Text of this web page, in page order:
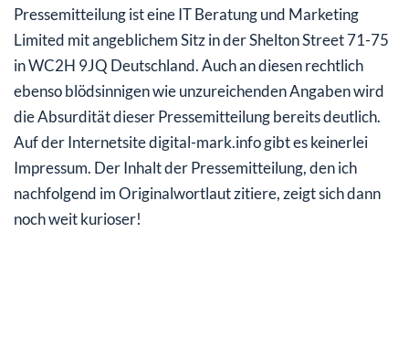
Pressemitteilung ist eine IT Beratung und Marketing
Limited mit angeblichem Sitz in der Shelton Street 71-75
in WC2H 9JQ Deutschland. Auch an diesen rechtlich
ebenso blödsinnigen wie unzureichenden Angaben wird
die Absurdität dieser Pressemitteilung bereits deutlich.
Auf der Internetsite digital-mark.info gibt es keinerlei
Impressum. Der Inhalt der Pressemitteilung, den ich
nachfolgend im Originalwortlaut zitiere, zeigt sich dann
noch weit kurioser!